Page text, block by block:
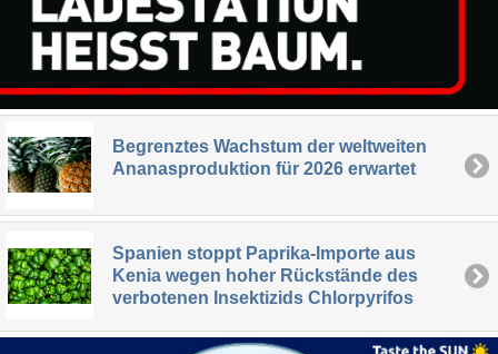
Begrenztes Wachstum der weltweiten
Ananasproduktion für 2026 erwartet
Spanien stoppt Paprika-Importe aus
Kenia wegen hoher Rückstände des
verbotenen Insektizids Chlorpyrifos